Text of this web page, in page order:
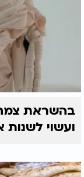
בהשראת
ועשוי לשנות